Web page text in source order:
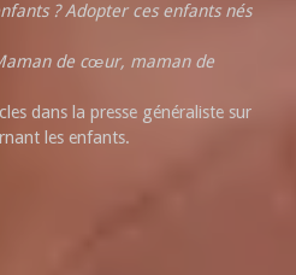
? Adopter ces enfants nés
de cœur, maman de
dans la presse généraliste sur
les enfants.